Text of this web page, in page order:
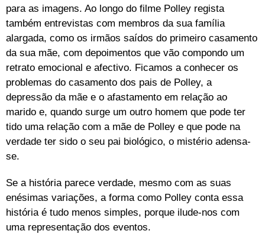
para as imagens. Ao longo do filme Polley regista
também entrevistas com membros da sua família
alargada, como os irmãos saídos do primeiro casamento
da sua mãe, com depoimentos que vão compondo um
retrato emocional e afectivo. Ficamos a conhecer os
problemas do casamento dos pais de Polley, a
depressão da mãe e o afastamento em relação ao
marido e, quando surge um outro homem que pode ter
tido uma relação com a mãe de Polley e que pode na
verdade ter sido o seu pai biológico, o mistério adensa-
se.
Se a história parece verdade, mesmo com as suas
enésimas variações, a forma como Polley conta essa
história é tudo menos simples, porque ilude-nos com
uma representação dos eventos.